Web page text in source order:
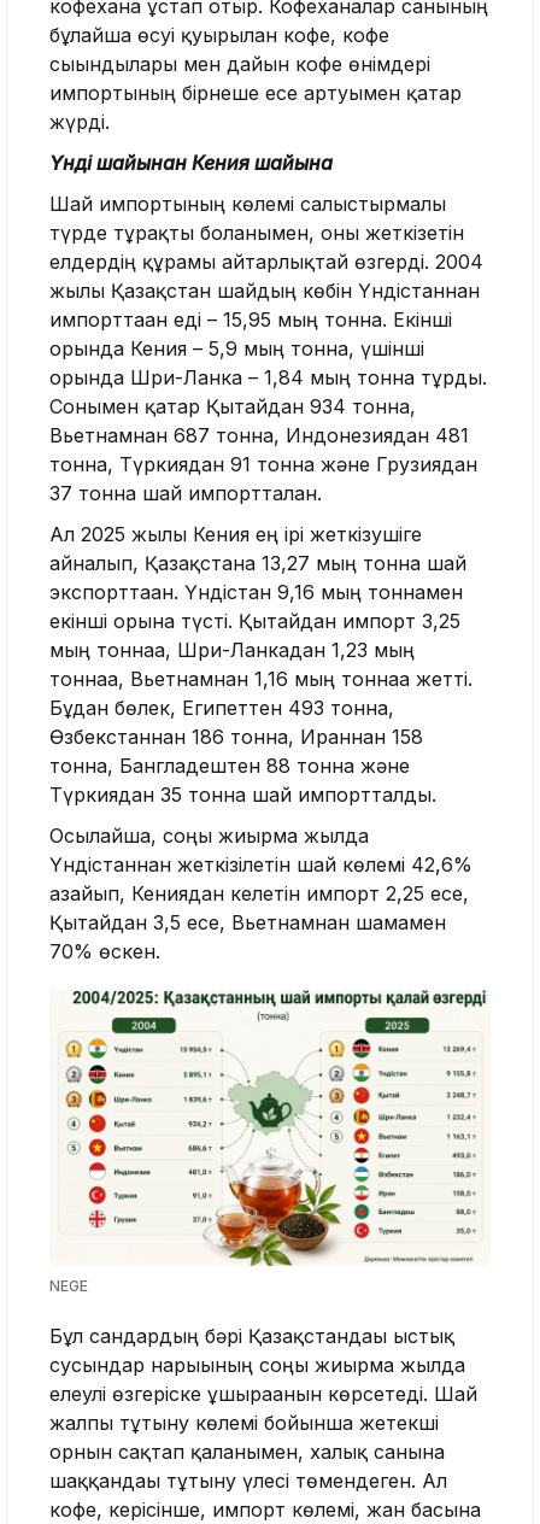
кофехана ұстап отыр. Кофеханалар санының
бұлайша өсуі қуырылған кофе, кофе
сығындылары мен дайын кофе өнімдері
импортының бірнеше есе артуымен қатар
жүрді.
Үнді шайынан Кения шайына
Шай импортының көлемі салыстырмалы
түрде тұрақты болғанымен, оны жеткізетін
елдердің құрамы айтарлықтай өзгерді. 2004
жылы Қазақстан шайдың көбін Үндістаннан
импорттаған еді – 15,95 мың тонна. Екінші
орында Кения – 5,9 мың тонна, үшінші
орында Шри-Ланка – 1,84 мың тонна тұрды.
Сонымен қатар Қытайдан 934 тонна,
Вьетнамнан 687 тонна, Индонезиядан 481
тонна, Түркиядан 91 тонна және Грузиядан
37 тонна шай импортталған.
Ал 2025 жылы Кения ең ірі жеткізушіге
айналып, Қазақстанға 13,27 мың тонна шай
экспорттаған. Үндістан 9,16 мың тоннамен
екінші орынға түсті. Қытайдан импорт 3,25
мың тоннаға, Шри-Ланкадан 1,23 мың
тоннаға, Вьетнамнан 1,16 мың тоннаға жетті.
Бұдан бөлек, Египеттен 493 тонна,
Өзбекстаннан 186 тонна, Ираннан 158
тонна, Бангладештен 88 тонна және
Түркиядан 35 тонна шай импортталды.
Осылайша, соңғы жиырма жылда
Үндістаннан жеткізілетін шай көлемі 42,6%
азайып, Кениядан келетін импорт 2,25 есе,
Қытайдан 3,5 есе, Вьетнамнан шамамен
70% өскен.
NEGE
Бұл сандардың бәрі Қазақстандағы ыстық
сусындар нарығының соңғы жиырма жылда
елеулі өзгеріске ұшырағанын көрсетеді. Шай
жалпы тұтыну көлемі бойынша жетекші
орнын сақтап қалғанымен, халық санына
шаққандағы тұтыну үлесі төмендеген. Ал
кофе, керісінше, импорт көлемі, жан басына